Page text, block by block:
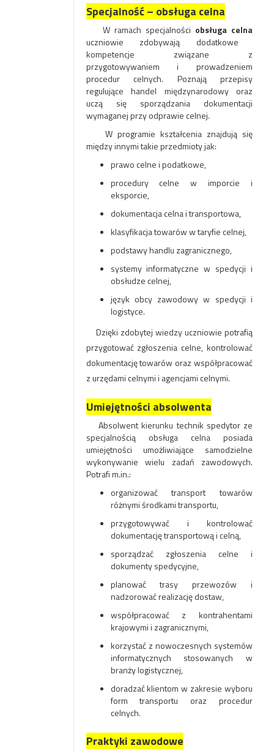
Specjalność – obsługa celna
W ramach specjalności obsługa celna
uczniowie zdobywają dodatkowe
kompetencje związane z
przygotowywaniem i prowadzeniem
procedur celnych. Poznają przepisy
regulujące handel międzynarodowy oraz
uczą się sporządzania dokumentacji
wymaganej przy odprawie celnej.
W programie kształcenia znajdują się
między innymi takie przedmioty jak:
prawo celne i podatkowe,
procedury celne w imporcie i
eksporcie,
dokumentacja celna i transportowa,
klasyfikacja towarów w taryfie celnej,
podstawy handlu zagranicznego,
systemy informatyczne w spedycji i
obsłudze celnej,
język obcy zawodowy w spedycji i
logistyce.
Dzięki zdobytej wiedzy uczniowie potrafią
przygotować zgłoszenia celne, kontrolować
dokumentację towarów oraz współpracować
z urzędami celnymi i agencjami celnymi.
Umiejętności absolwenta
Absolwent kierunku technik spedytor ze
specjalnością obsługa celna posiada
umiejętności umożliwiające samodzielne
wykonywanie wielu zadań zawodowych.
Potrafi m.in.:
organizować transport towarów
różnymi środkami transportu,
przygotowywać i kontrolować
dokumentację transportową i celną,
sporządzać zgłoszenia celne i
dokumenty spedycyjne,
planować trasy przewozów i
nadzorować realizację dostaw,
współpracować z kontrahentami
krajowymi i zagranicznymi,
korzystać z nowoczesnych systemów
informatycznych stosowanych w
branży logistycznej,
doradzać klientom w zakresie wyboru
form transportu oraz procedur
celnych.
Praktyki zawodowe